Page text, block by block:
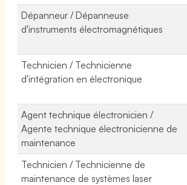
Dépanneur / Dépanneuse
d'instruments électromagnétiques
Technicien / Technicienne
d'intégration en électronique
Agent technique électronicien /
Agente technique électronicienne de
maintenance
Technicien / Technicienne de
maintenance de systèmes laser